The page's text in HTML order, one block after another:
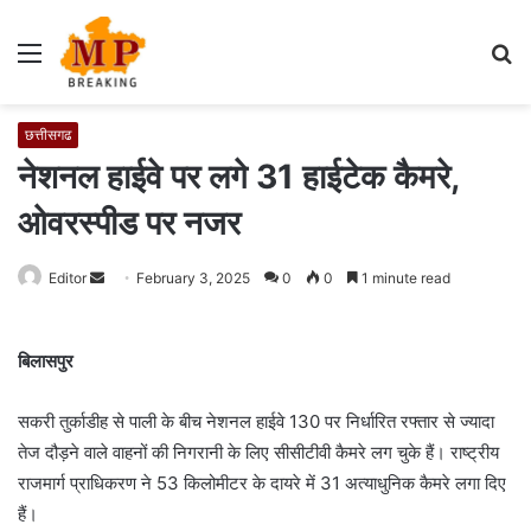
Menu
छत्तीसगढ
नेशनल हाईवे पर लगे 31 हाईटेक कैमरे,
ओवरस्पीड पर नजर
Editor
n
e
m
February 3, 2025 0 0 1 minute read
बिलासपुर
सकरी तुर्काडीह से पाली के बीच नेशनल हाईवे 130 पर निर्धारित रफ्तार से ज्यादा
तेज दौड़ने वाले वाहनों की निगरानी के लिए सीसीटीवी कैमरे लग चुके हैं। राष्ट्रीय
राजमार्ग प्राधिकरण ने 53 किलोमीटर के दायरे में 31 अत्याधुनिक कैमरे लगा दिए
हैं।